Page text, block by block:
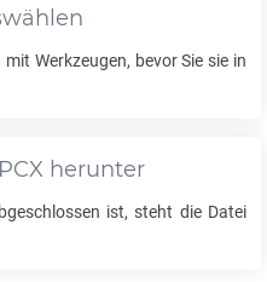
mit Werkzeugen, bevor Sie sie in
PCX herunter
ist, steht die Datei